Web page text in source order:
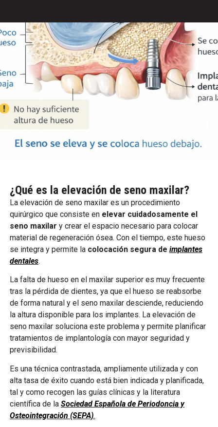
¿Qué es la elevación de seno maxilar?
La elevación de seno maxilar es un procedimiento
quirúrgico que consiste en elevar cuidadosamente el
seno maxilar y crear el espacio necesario para colocar
material de regeneración ósea. Con el tiempo, este hueso
se integra y permite la colocación segura de implantes
dentales.
La falta de hueso en el maxilar superior es muy frecuente
tras la pérdida de dientes, ya que el hueso se reabsorbe
de forma natural y el seno maxilar desciende, reduciendo
la altura disponible para los implantes. La elevación de
seno maxilar soluciona este problema y permite planificar
tratamientos de implantología con mayor seguridad y
previsibilidad.
Es una técnica contrastada, ampliamente utilizada y con
alta tasa de éxito cuando está bien indicada y planificada,
tal y como recogen las guías clínicas y la literatura
científica de la Sociedad Española de Periodoncia y
Osteointegración (SEPA).